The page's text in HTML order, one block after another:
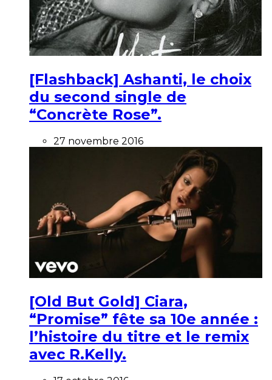
[Flashback] Ashanti, le choix
du second single de
“Concrète Rose”.
27 novembre 2016
[Old But Gold] Ciara,
“Promise” fête sa 10e année :
l’histoire du titre et le remix
avec R.Kelly.